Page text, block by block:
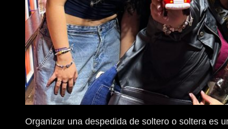
Organizar una despedida de soltero o soltera es